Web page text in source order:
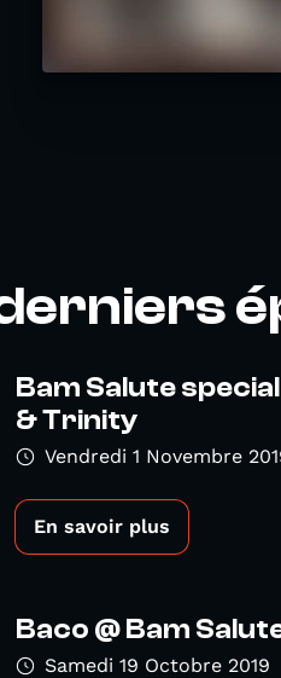
Bam Salute
& Trinity
Vendredi 1 Novembre
En savoir plus
Baco @ Bam
Samedi 19 Octobre 2019